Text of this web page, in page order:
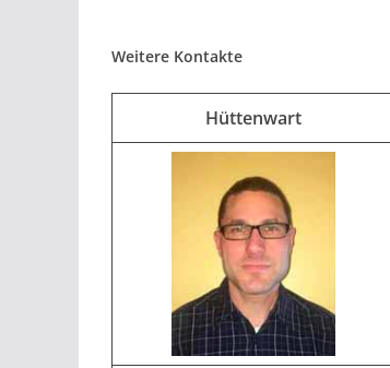
Weitere Kontakte
Hüttenwart